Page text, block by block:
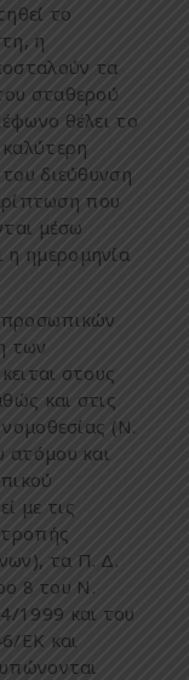
το
, η
οσταλούν τα
σταθερού
θέλει το
καλύτερη
του διεύθυνση
πτωση που
μέσω
η ημερο μηνία
προσωπικών
των
στους
και στις
νομοθεσίας (Ν.
ατόμου και
πικού
με τις
π ής
), τα Π. Δ.
8 του Ν .
1999 και του
ΕΚ και
πώνονται